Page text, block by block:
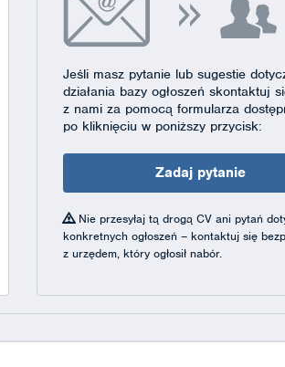
Jeśli masz pytanie lub sugestie
działania bazy ogłoszeń skontaktuj
z nami za pomocą formularza
po kliknięciu w poniższy przycisk:
Zadaj pytanie
Nie przesyłaj tą drogą CV ani pytań
konkretnych ogłoszeń – kontaktuj się
z urzędem, który ogłosił nabór.